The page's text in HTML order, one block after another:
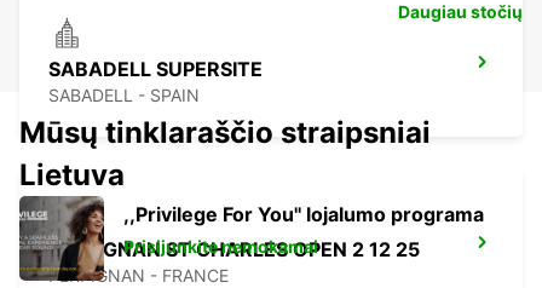
SABADELL SUPERSITE
SABADELL - SPAIN
PERPIGNAN ST CHARLES OPEN 2 12 25
PERPIGNAN - FRANCE
Daugiau stočių
Mūsų tinklaraščio straipsniai
Lietuva
,,Privilege For You'' lojalumo programa
Prisijunkite nemokamai